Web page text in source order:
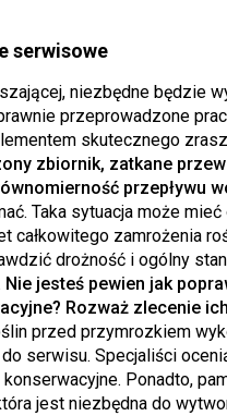
serwisowe
niezbędne będzie
przeprowadzone
skutecznego
zbiornik, zatkane
przepływu
Taka sytuacja może mieć
całkowitego zamrożenia
drożność i ogólny
Nie jesteś pewien jak
Rozważ zlecenie
przed przymrozkiem
serwisu. Specjaliści
Ponadto,
jest niezbędna do